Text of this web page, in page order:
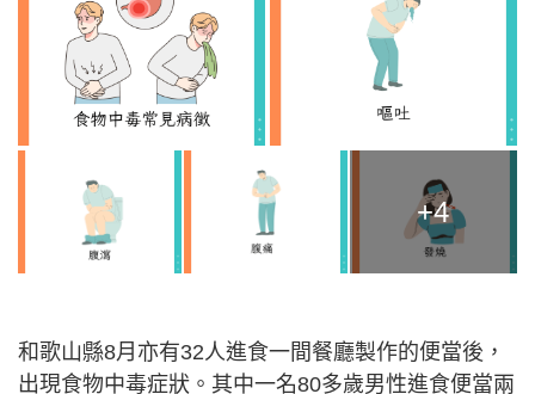
+4
和歌山縣8月亦有32人進食一間餐廳製作的便當後，
出現食物中毒症狀。其中一名80多歲男性進食便當兩